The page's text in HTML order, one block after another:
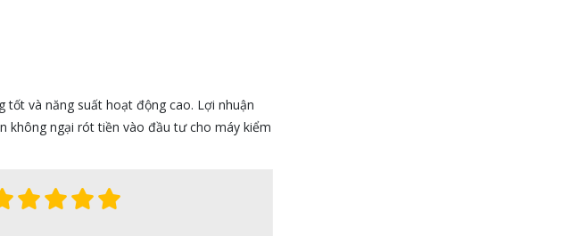
tốt và năng suất hoạt động cao. Lợi nhuận
không ngại rót tiền vào đầu tư cho máy kiểm